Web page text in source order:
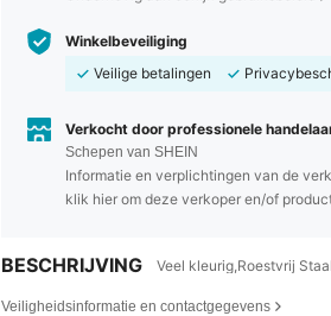
Winkelbeveiliging
Veilige betalingen
Verkocht door professionele
Schepen van SHEIN
Informatie en verplichtingen van de
BESCHRIJVING Veel kleurig,Roestvrij Staal
Veiligheidsinformatie en contactgegevens